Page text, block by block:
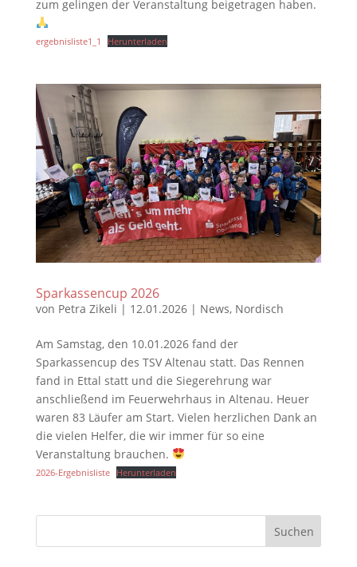
zum gelingen der Veranstaltung beigetragen haben.
ergebnisliste1_1 Herunterladen
Sparkassencup 2026
von Petra Zikeli | 12.01.2026| News, Nordisch
Am Samstag, den 10.01.2026 fand der
Sparkassencup des TSV Altenau statt. Das Rennen
fand in Ettal statt und die Siegerehrung war
anschließend im Feuerwehrhaus in Altenau. Heuer
waren 83 Läufer am Start. Vielen herzlichen Dank an
die vielen Helfer, die wir immer für so eine
Veranstaltung brauchen.
2026-Ergebnisliste Herunterladen